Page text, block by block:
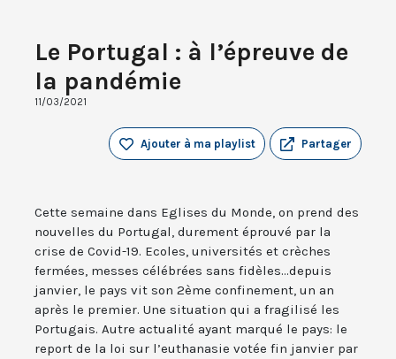
Le Portugal : à l’épreuve de
la pandémie
11/03/2021
Partager
Ajouter à ma playlist
Cette semaine dans Eglises du Monde, on prend des
nouvelles du Portugal, durement éprouvé par la
crise de Covid-19. Ecoles, universités et crèches
fermées, messes célébrées sans fidèles...depuis
janvier, le pays vit son 2ème confinement, un an
après le premier. Une situation qui a fragilisé les
Portugais. Autre actualité ayant marqué le pays: le
report de la loi sur l’euthanasie votée fin janvier par